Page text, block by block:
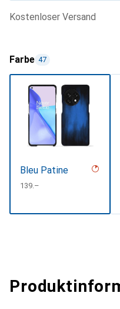
kostenloser Versand
Farbe 47
Bleu Patine
CHF
139.–